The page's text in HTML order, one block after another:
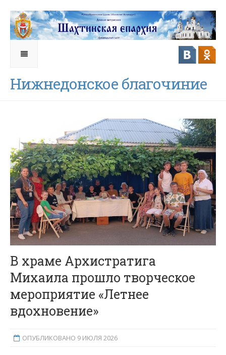
Нижнедонское благочиние
В храме Архистратига
Михаила прошло творческое
мероприятие «Летнее
вдохновение»
ОПУБЛИКОВАНО 9 ИЮЛЯ 2026